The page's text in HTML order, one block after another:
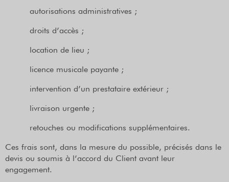
autorisations administratives ;
droits d’accès ;
location de lieu ;
licence musicale payante ;
intervention d’un prestataire extérieur ;
livraison urgente ;
retouches ou modifications supplémentaires.
Ces frais sont, dans la mesure du possible, précisés dans le
devis ou soumis à l’accord du Client avant leur
engagement.